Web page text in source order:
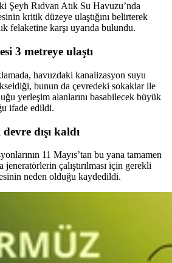
Şeyh Rıdvan Atık Su Havuzu’nda
kritik düzeye ulaştığını belirterek
felaketine karşı uyarıda bulundu.
3 metreye ulaştı
havuzdaki kanalizasyon suyu
bunun da çevredeki sokaklar ile
yerleşim alanlarını basabilecek büyük
ifade edildi.
dışı kaldı
11 Mayıs’tan bu yana tamamen
çalıştırılması için gerekli
neden olduğu kaydedildi.